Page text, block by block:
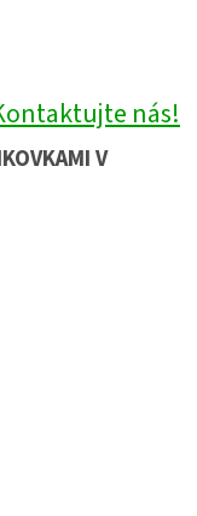
nás!
V